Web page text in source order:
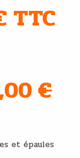
TTC
€
main
et épaules